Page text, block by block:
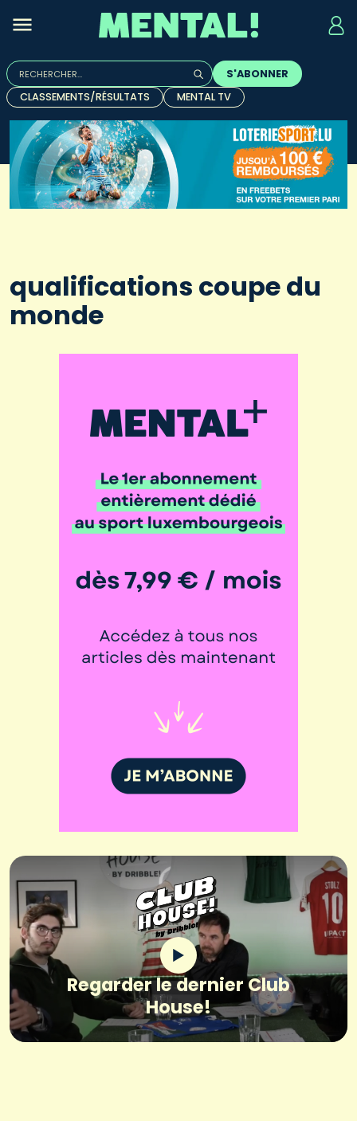
Rechercher :
Quand les résultats de l'auto-complétion sont
S'ABONNER
CLASSEMENTS/RÉSULTATS
MENTAL TV
qualifications coupe du
monde
Regarder le dernier Club
House!